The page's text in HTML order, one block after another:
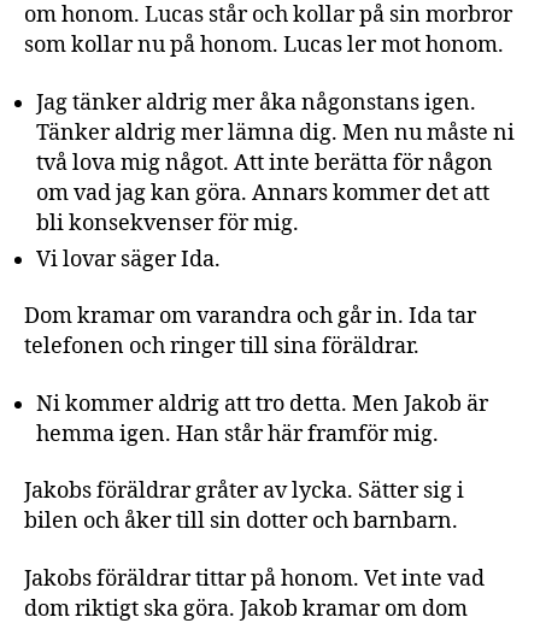
om honom. Lucas står och kollar på sin morbror
som kollar nu på honom. Lucas ler mot honom.
Jag tänker aldrig mer åka någonstans igen.
Tänker aldrig mer lämna dig. Men nu måste ni
två lova mig något. Att inte berätta för någon
om vad jag kan göra. Annars kommer det att
bli konsekvenser för mig.
Vi lovar säger Ida.
Dom kramar om varandra och går in. Ida tar
telefonen och ringer till sina föräldrar.
Ni kommer aldrig att tro detta. Men Jakob är
hemma igen. Han står här framför mig.
Jakobs föräldrar gråter av lycka. Sätter sig i
bilen och åker till sin dotter och barnbarn.
Jakobs föräldrar tittar på honom. Vet inte vad
dom riktigt ska göra. Jakob kramar om dom